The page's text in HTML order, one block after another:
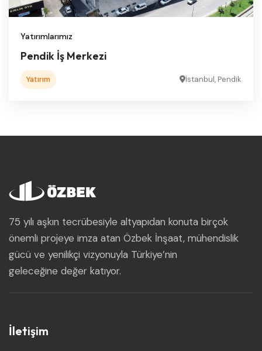
Yatırımlarımız
Pendik İş Merkezi
Yatırım İstanbul, Pendik
75 yılı aşkın tecrübesiyle altyapıdan konuta birçok
önemli projeye imza atan Özbek İnşaat, mühendislik
gücü ve yenilikçi vizyonuyla Türkiye’nin
geleceğine değer katıyor.
İletişim